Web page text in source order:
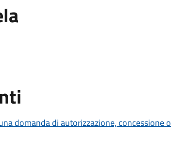
domanda di autorizzazione, concessione o